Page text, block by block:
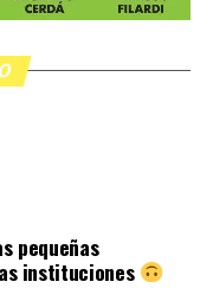
pequeñas
instituciones